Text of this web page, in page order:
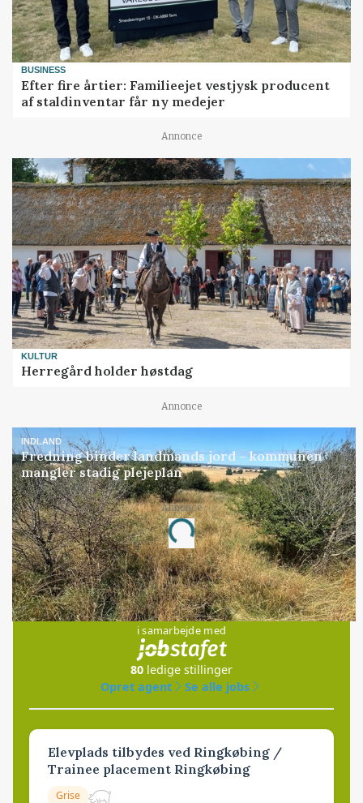
BUSINESS
Efter fire årtier: Familieejet vestjysk producent
af staldinventar får ny medejer
Annonce
KULTUR
Herregård holder høstdag
Annonce
INDLAND
Fredning binder landmands jord – kommunen
mangler stadig plejeplan
Annonce
Loading...
Jobs
i samarbejde med
80 ledige stillinger
Opret agent
Se alle jobs
Elevplads tilbydes ved Ringkøbing /
Trainee placement Ringkøbing
Grise